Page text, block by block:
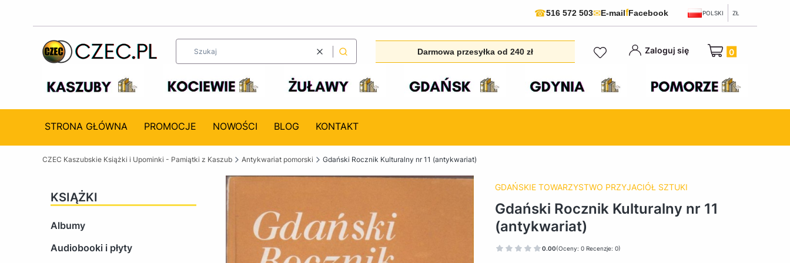
☎516 572 503✉E-mailfFacebook POLSKI ZŁ
WyczyśćSzukaj Darmowa przesyłka od 240 zł Zaloguj się Produkty w
STRONA GŁÓWNA PROMOCJE NOWOŚCI BLOG KONTAKT
CZEC Kaszubskie Książki i Upominki - Pamiątki z Kaszub Antykwariat pomorski Gdański Rocznik Kulturalny nr 11 (antykwariat)
KSIĄŻKI
Albumy
Audiobooki i płyty
GDAŃSKIE TOWARZYSTWO PRZYJACIÓŁ SZTUKI
Gdański Rocznik Kulturalny nr 11
(antykwariat)
0.00(Oceny: 0 Recenzje: 0)